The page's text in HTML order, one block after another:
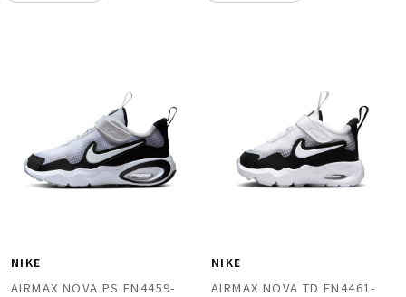
NIKE
AIRMAX NOVA PS FN4459-
NIKE
AIRMAX NOVA TD FN4461-